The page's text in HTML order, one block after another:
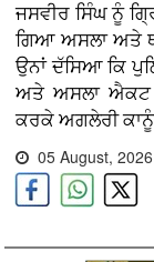
ਜਸਵੀਰ ਸਿੰਘ ਨੂੰ
ਗਿਆ ਅਸਲਾ ਅਤੇ
ਉਨਾਂ ਦੱਸਿਆ ਕਿ
ਅਤੇ ਅਸਲਾ ਐਕਟ
ਕਰਕੇ ਅਗਲੇਰੀ
05 August, 2026